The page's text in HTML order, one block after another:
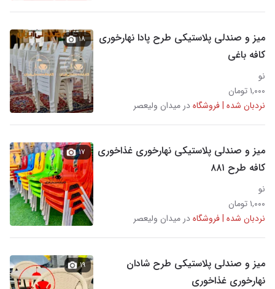
میز و صندلی پلاستیکی طرح پادا نهارخوری
کافه باغی
نو
۱,۰۰۰ تومان
نردبان شده | فروشگاهدر میدان ولیعصر
۱۸
میز و صندلی پلاستیکی نهارخوری غذاخوری
کافه طرح ۸۸۱
نو
۱,۰۰۰ تومان
نردبان شده | فروشگاهدر میدان ولیعصر
۱۷
میز و صندلی پلاستیکی طرح شادان
نهارخوری غذاخوری
۱۹